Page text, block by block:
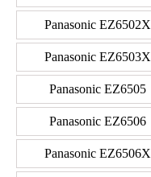
Panasonic EZ6502X
Panasonic EZ6503X
Panasonic EZ6505
Panasonic EZ6506
Panasonic EZ6506X